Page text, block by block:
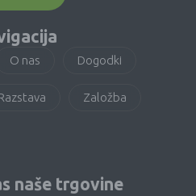
O nas Dogodki
Založba
naše trgovine